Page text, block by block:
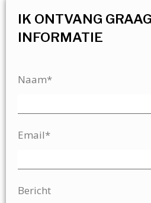
IK ONTVANG
INFORMATIE
Naam*
Email*
Bericht